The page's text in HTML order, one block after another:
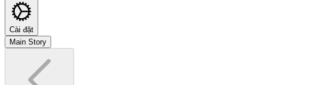
Cài đặt
Main Story